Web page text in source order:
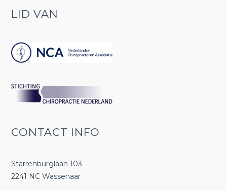
LID VAN
CONTACT INFO
Starrenburglaan 103
2241 NC Wassenaar